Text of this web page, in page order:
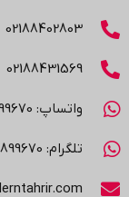
02188402803
02188431569
واتساپ: 09361899670
تلگرام: 09361899670